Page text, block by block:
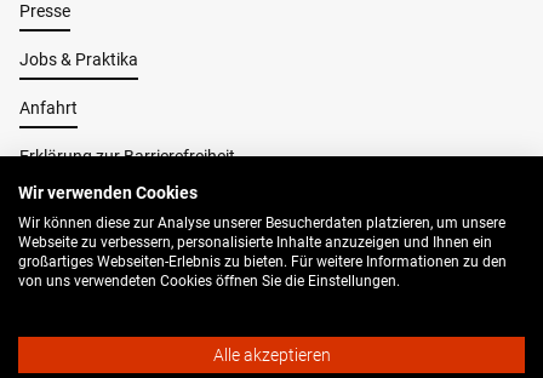
Presse
Jobs & Praktika
Anfahrt
Erklärung zur Barrierefreiheit
Impressum
AGB
Wir verwenden Cookies
Wir können diese zur Analyse unserer Besucherdaten platzieren, um unsere
Webseite zu verbessern, personalisierte Inhalte anzuzeigen und Ihnen ein
großartiges Webseiten-Erlebnis zu bieten. Für weitere Informationen zu den
von uns verwendeten Cookies öffnen Sie die Einstellungen.
Alle akzeptieren